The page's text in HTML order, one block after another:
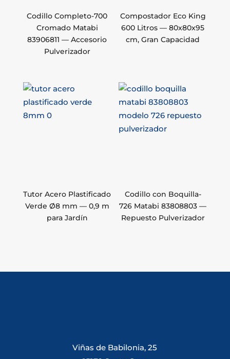
Codillo Completo-700
Cromado Matabi
83906811 — Accesorio
Pulverizador
Compostador Eco King
600 Litros — 80x80x95
cm, Gran Capacidad
Tutor Acero Plastificado
Verde Ø8 mm — 0,9 m
para Jardín
Codillo con Boquilla-
726 Matabi 83808803 —
Repuesto Pulverizador
Viñas de Babilonia, 25